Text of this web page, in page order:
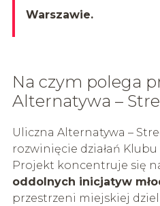
Warszawie.
Na czym polega
Alternatywa –
Uliczna Alternatywa –
rozwinięcie działań
Projekt koncentruje się
oddolnych inicjatyw
przestrzeni miejskiej